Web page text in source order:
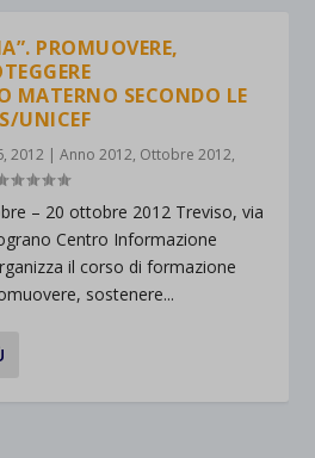
PROMUOVERE,
MATERNO SECONDO LE
UNICEF
2012 |Anno 2012, Ottobre 2012,
– 20 ottobre 2012 Treviso, via
Centro Informazione
il corso di formazione
sostenere...